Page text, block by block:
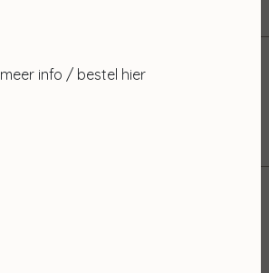
meer info / bestel hier